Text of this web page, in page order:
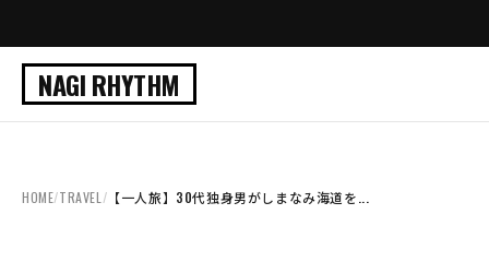
NAGI RHYTHM
HOME/TRAVEL / 【一人旅】30代独身男がしまなみ海道を...